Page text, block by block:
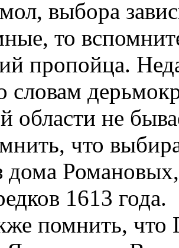
выбора
то
пропойца.
словам
области не
что
дома
1613 года.
помнить, что